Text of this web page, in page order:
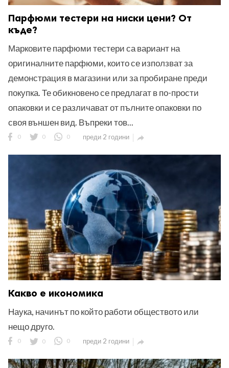
Парфюми тестери на ниски цени? От
къде?
Марковите парфюми тестери са вариант на
оригиналните парфюми, които се използват за
демонстрация в магазини или за пробиране преди
покупка. Те обикновено се предлагат в по-прости
опаковки и се различават от пълните опаковки по
своя външен вид. Въпреки тов...
0 0 0 преди 2 години 
Какво е икономика
Наука, начинът по който работи обществото или
нещо друго.
0 0 0 преди 2 години 